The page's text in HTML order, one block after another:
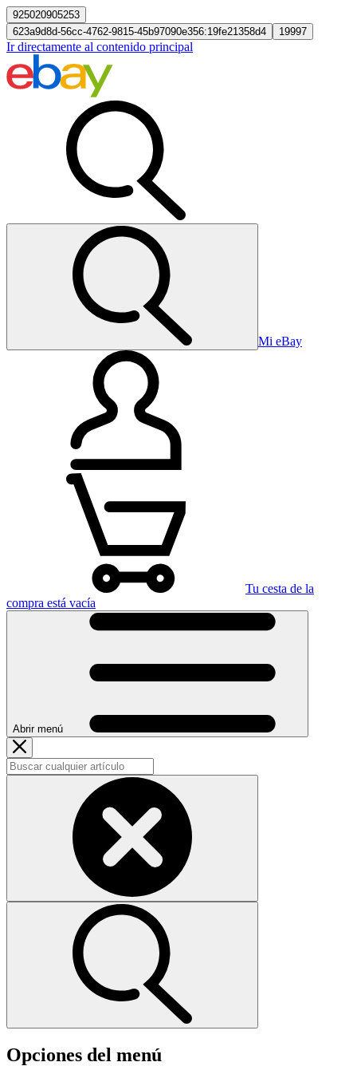
925020905253
623a9d8d-56cc-4762-9815-45b97090e356:19fe21358d4
19997
Ir directamente al contenido principal
Mi eBay
Tu cesta de la
compra está vacía
Abrir menú
Opciones del menú